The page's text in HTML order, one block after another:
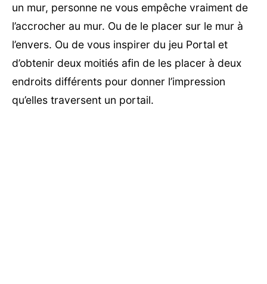
un mur, personne ne vous empêche vraiment de
l’accrocher au mur. Ou de le placer sur le mur à
l’envers. Ou de vous inspirer du jeu Portal et
d’obtenir deux moitiés afin de les placer à deux
endroits différents pour donner l’impression
qu’elles traversent un portail.